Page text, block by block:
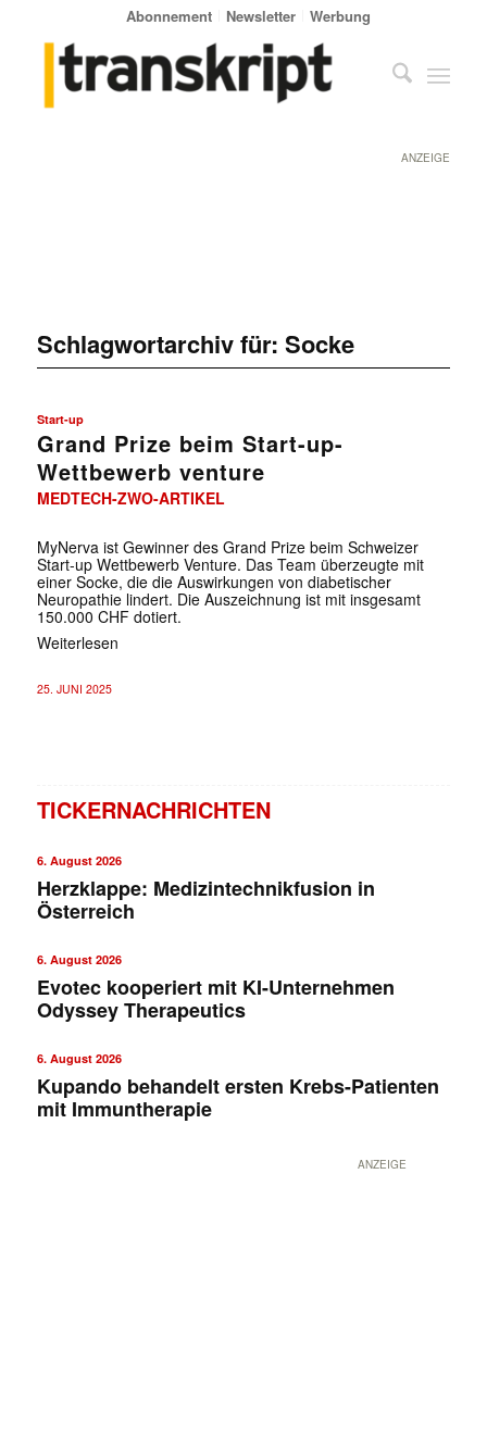
Abonnement Newsletter Werbung
ANZEIGE
Schlagwortarchiv für: Socke
Start-up
Grand Prize beim Start-up-
Wettbewerb venture
MEDTECH-ZWO-ARTIKEL
MyNerva ist Gewinner des Grand Prize beim Schweizer
Start-up Wettbewerb Venture. Das Team überzeugte mit
einer Socke, die die Auswirkungen von diabetischer
Neuropathie lindert. Die Auszeichnung ist mit insgesamt
150.000 CHF dotiert.
Weiterlesen
25. JUNI 2025
TICKERNACHRICHTEN
6. August 2026
Herzklappe: Medizintechnikfusion in
Österreich
6. August 2026
Evotec kooperiert mit KI-Unternehmen
Odyssey Therapeutics
6. August 2026
Kupando behandelt ersten Krebs-Patienten
mit Immuntherapie
ANZEIGE